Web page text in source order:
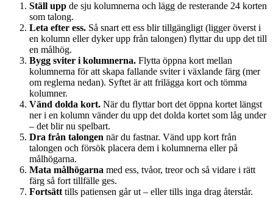
Ställ upp de sju kolumnerna och lägg de resterande 24 korten
som talong.
Leta efter ess. Så snart ett ess blir tillgängligt (ligger överst i
en kolumn eller dyker upp från talongen) flyttar du upp det till
en målhög.
Bygg sviter i kolumnerna. Flytta öppna kort mellan
kolumnerna för att skapa fallande sviter i växlande färg (mer
om reglerna nedan). Syftet är att frilägga kort och tömma
kolumner.
Vänd dolda kort. När du flyttar bort det öppna kortet längst
ner i en kolumn vänder du upp det dolda kortet som låg under
– det blir nu spelbart.
Dra från talongen när du fastnar. Vänd upp kort från
talongen och försök placera dem i kolumnerna eller på
målhögarna.
Mata målhögarna med ess, tvåor, treor och så vidare i rätt
färg så fort tillfälle ges.
Fortsätt tills patiensen går ut – eller tills inga drag återstår.